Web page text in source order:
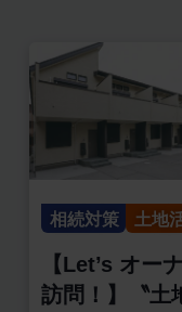
相続対策 土地
【Let’s オー
訪問！】〝土